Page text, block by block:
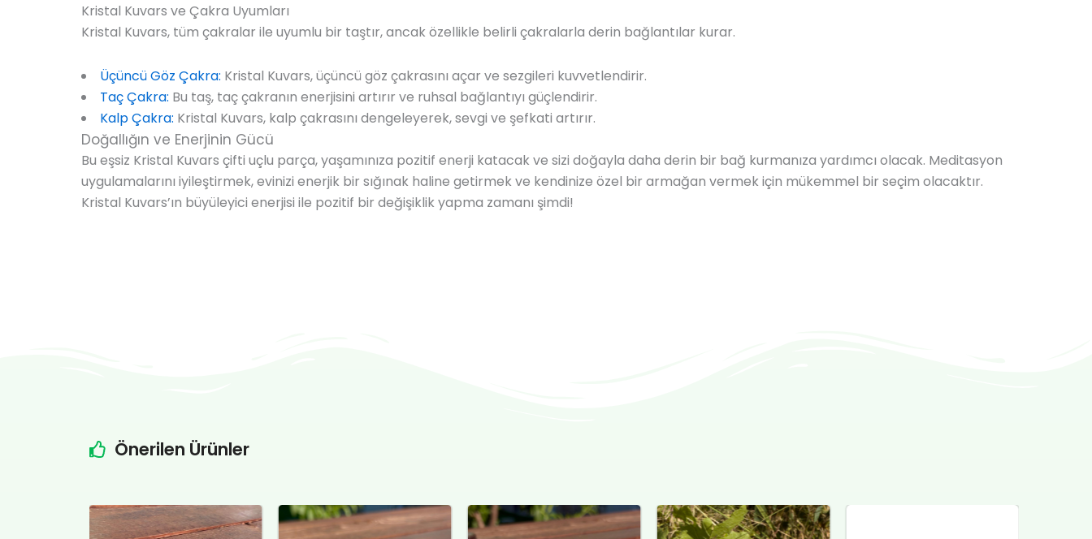
Kristal Kuvars ve Çakra Uyumları
Kristal Kuvars, tüm çakralar ile uyumlu bir taştır, ancak özellikle belirli çakralarla derin bağlantılar kurar.
Üçüncü Göz Çakra: Kristal Kuvars, üçüncü göz çakrasını açar ve sezgileri kuvvetlendirir.
Taç Çakra: Bu taş, taç çakranın enerjisini artırır ve ruhsal bağlantıyı güçlendirir.
Kalp Çakra: Kristal Kuvars, kalp çakrasını dengeleyerek, sevgi ve şefkati artırır.
Doğallığın ve Enerjinin Gücü
Bu eşsiz Kristal Kuvars çifti uçlu parça, yaşamınıza pozitif enerji katacak ve sizi doğayla daha derin bir bağ kurmanıza yardımcı olacak. Meditasyon
uygulamalarını iyileştirmek, evinizi enerjik bir sığınak haline getirmek ve kendinize özel bir armağan vermek için mükemmel bir seçim olacaktır.
Kristal Kuvars’ın büyüleyici enerjisi ile pozitif bir değişiklik yapma zamanı şimdi!
Önerilen Ürünler
Orijinal
fiyat:
Şu
andaki
Orijinal
fiyat:
Şu
andaki
Orijinal
fiyat:
Şu
andaki
Orijinal
fiyat:
Şu
andaki